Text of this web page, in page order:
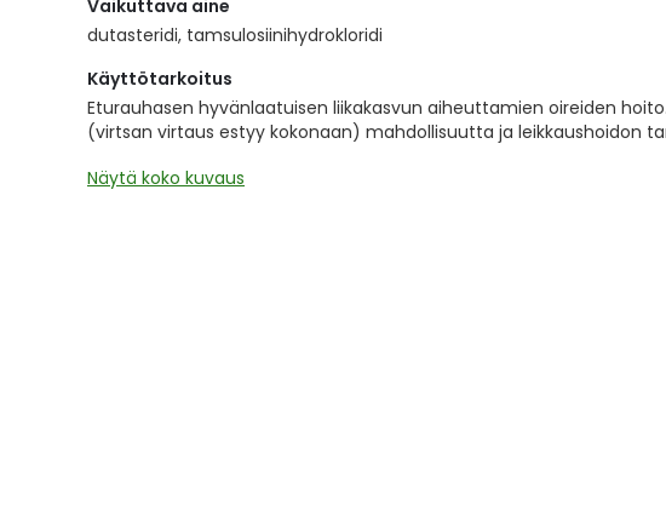
the
images
Vaikuttava aine
dutasteridi, tamsulosiinihydrokloridi
Käyttötarkoitus
Eturauhasen hyvänlaatuisen liikakasvun aiheuttamien oireiden
(virtsan virtaus estyy kokonaan) mahdollisuutta ja leikkaushoidon
Näytä koko kuvaus